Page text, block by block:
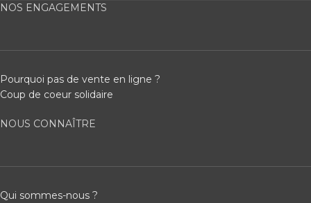
NOS ENGAGEMENTS
Pourquoi pas de vente en ligne ?
Coup de coeur solidaire
NOUS CONNAÎTRE
Qui sommes-nous ?